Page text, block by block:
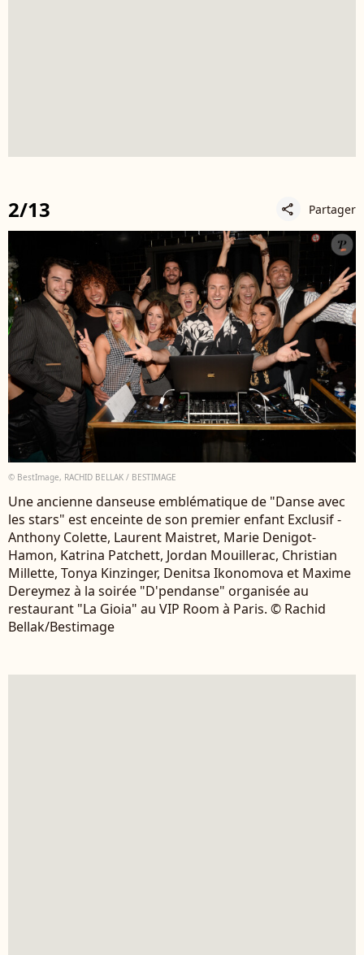
2/13 share Partager
© BestImage, RACHID BELLAK / BESTIMAGE
Une ancienne danseuse emblématique de "Danse avec
les stars" est enceinte de son premier enfant Exclusif -
Anthony Colette, Laurent Maistret, Marie Denigot-
Hamon, Katrina Patchett, Jordan Mouillerac, Christian
Millette, Tonya Kinzinger, Denitsa Ikonomova et Maxime
Dereymez à la soirée "D'pendanse" organisée au
restaurant "La Gioia" au VIP Room à Paris. © Rachid
Bellak/Bestimage